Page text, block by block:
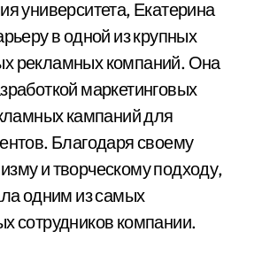
университета, Екатерина
в одной из крупных
рекламных компаний. Она
маркетинговых
кампаний для
Благодаря своему
и творческому подходу,
одним из самых
сотрудников компании.